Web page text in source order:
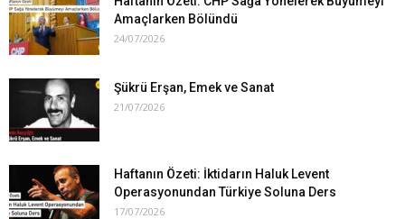
Amaçlarken Bölündü
24/07/2026
Şükrü Erşan, Emek ve Sanat
21/07/2026
Haftanın Özeti: İktidarın Haluk Levent
Operasyonundan Türkiye Soluna Ders
17/07/2026